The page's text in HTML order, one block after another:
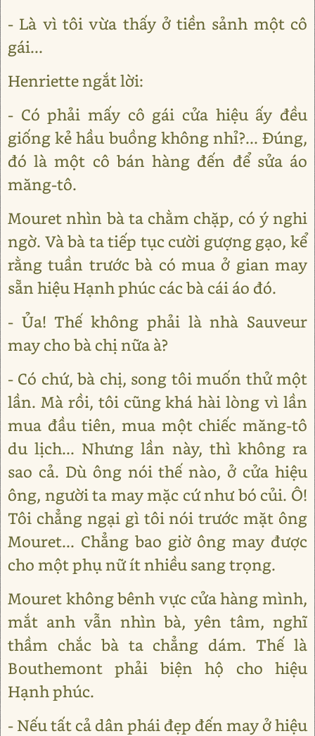
- Là vì tôi vừa thấy ở tiền sảnh một cô
gái...
Henriette ngắt lời:
- Có phải mấy cô gái cửa hiệu ấy đều
giống kẻ hầu buồng không nhỉ?... Đúng,
đó là một cô bán hàng đến để sửa áo
măng-tô.
Mouret nhìn bà ta chằm chặp, có ý nghi
ngờ. Và bà ta tiếp tục cười gượng gạo, kể
rằng tuần trước bà có mua ở gian may
sẵn hiệu Hạnh phúc các bà cái áo đó.
- Ủa! Thế không phải là nhà Sauveur
may cho bà chị nữa à?
- Có chứ, bà chị, song tôi muốn thử một
lần. Mà rồi, tôi cũng khá hài lòng vì lần
mua đầu tiên, mua một chiếc măng-tô
du lịch... Nhưng lần này, thì không ra
sao cả. Dù ông nói thế nào, ở cửa hiệu
ông, người ta may mặc cứ như bó củi. Ô!
Tôi chẳng ngại gì tôi nói trước mặt ông
Mouret... Chẳng bao giờ ông may được
cho một phụ nữ ít nhiều sang trọng.
Mouret không bênh vực cửa hàng mình,
mắt anh vẫn nhìn bà, yên tâm, nghĩ
thầm chắc bà ta chẳng dám. Thế là
Bouthemont phải biện hộ cho hiệu
Hạnh phúc.
- Nếu tất cả dân phái đẹp đến may ở hiệu